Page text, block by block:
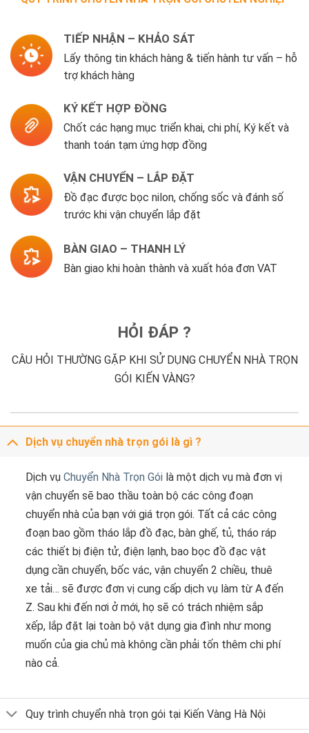
TIẾP NHẬN – KHẢO SÁT
Lấy thông tin khách hàng & tiến hành tư vấn – hỗ
trợ khách hàng
KÝ KẾT HỢP ĐỒNG
Chốt các hạng mục triển khai, chi phí, Ký kết và
thanh toán tạm ứng hợp đồng
VẬN CHUYỂN – LẮP ĐẶT
Đồ đạc được bọc nilon, chống sốc và đánh số
trước khi vận chuyển lắp đặt
BÀN GIAO – THANH LÝ
Bàn giao khi hoàn thành và xuất hóa đơn VAT
HỎI ĐÁP ?
CÂU HỎI THƯỜNG GẶP KHI SỬ DỤNG CHUYỂN NHÀ TRỌN
GÓI KIẾN VÀNG?
Dịch vụ chuyển nhà trọn gói là gì ?
Dịch vụ Chuyển Nhà Trọn Góilà một dịch vụ mà đơn vị
vận chuyển sẽ bao thầu toàn bộ các công đoạn
chuyển nhà của bạn với giá trọn gói. Tất cả các công
đoạn bao gồm tháo lắp đồ đạc, bàn ghế, tủ, tháo ráp
các thiết bị điện tử, điện lạnh, bao bọc đồ đạc vật
dụng cần chuyển, bốc vác, vận chuyển 2 chiều, thuê
xe tải… sẽ được đơn vị cung cấp dịch vụ làm từ A đến
Z. Sau khi đến nơi ở mới, họ sẽ có trách nhiệm sắp
xếp, lắp đặt lại toàn bộ vật dụng gia đình như mong
muốn của gia chủ mà không cần phải tốn thêm chi phí
nào cả.
Quy trình chuyển nhà trọn gói tại Kiến Vàng Hà Nội